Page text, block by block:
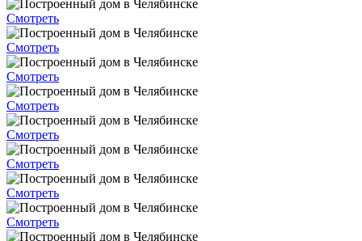
Смотреть
Смотреть
Смотреть
Смотреть
Смотреть
Смотреть
Смотреть
Смотреть